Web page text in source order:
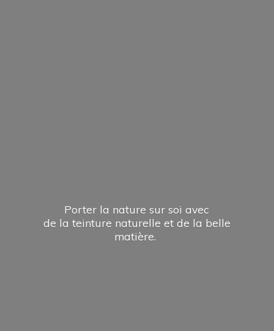
Porter la nature sur soi avec
de la teinture naturelle et de la belle
matière.